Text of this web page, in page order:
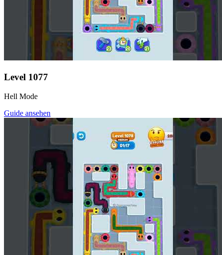
Level 1077
Hell Mode
Guide ansehen